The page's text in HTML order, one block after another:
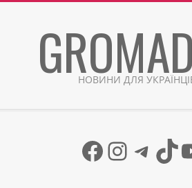
НОВИНИ ДЛЯ
Facebook